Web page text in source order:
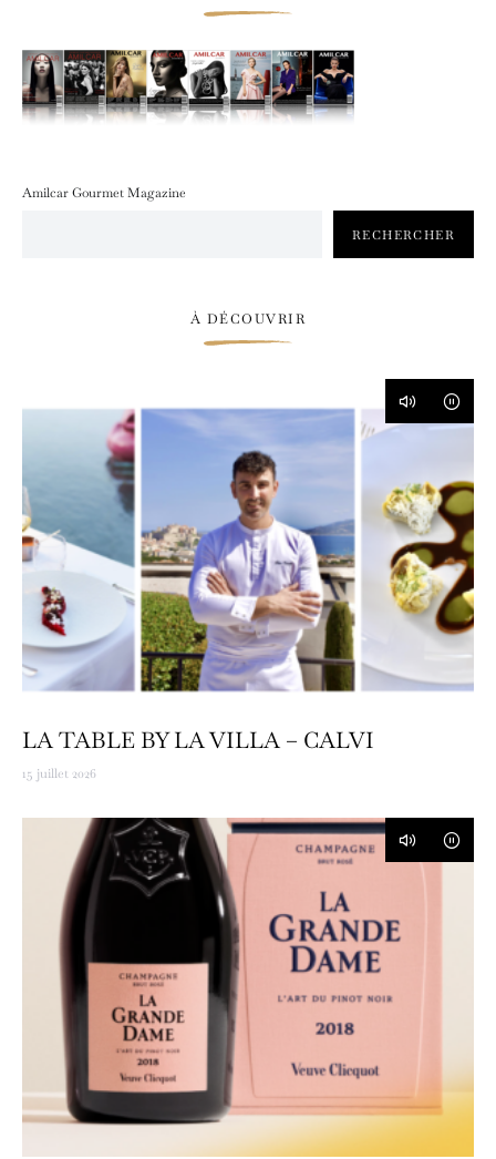
Amilcar Gourmet Magazine
RECHERCHER
À DÉCOUVRIR
LA TABLE BY LA VILLA – CALVI
15 juillet 2026